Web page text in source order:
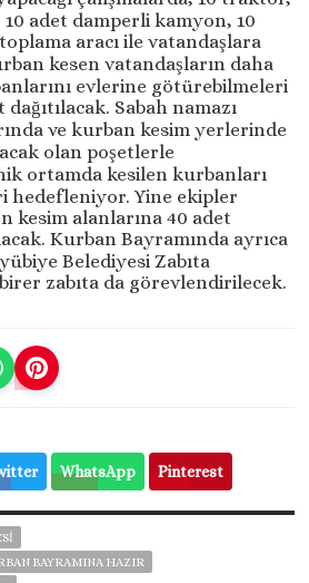
10 adet damperli kamyon, 10
aracı ile vatandaşlara
kesen vatandaşların daha
evlerine götürebilmeleri
Sabah namazı
ve kurban kesim yerlerinde
olan poşetlerle
ortamda kesilen kurbanları
hedefleniyor. Yine ekipler
kesim alanlarına 40 adet
Kurban Bayramında ayrıca
Belediyesi Zabıta
zabıta da görevlendirilecek.
WhatsApp Pinterest
BAYRAMINA HAZIR